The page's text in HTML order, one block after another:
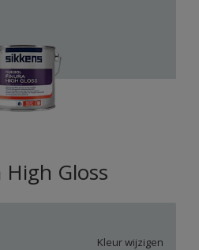
Gloss
Kleur wijzigen